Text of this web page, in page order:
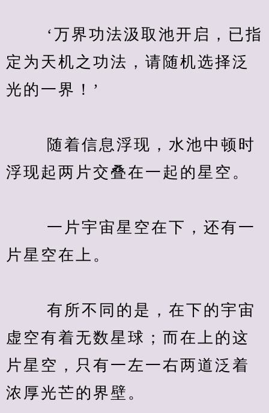
‘万界功法汲取池开启，已指
定为天机之功法，请随机选择泛
光的一界！’
随着信息浮现，水池中顿时
浮现起两片交叠在一起的星空。
一片宇宙星空在下，还有一
片星空在上。
有所不同的是，在下的宇宙
虚空有着无数星球；而在上的这
片星空，只有一左一右两道泛着
浓厚光芒的界壁。